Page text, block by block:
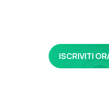
ISCRIVITI